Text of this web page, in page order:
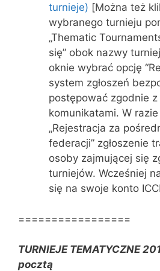
turnieje) [Można też
wybranego turnieju
„Thematic
się” obok nazwy
oknie wybrać opcję
system zgłoszeń
postępować zgodnie
komunikatami. W
„Rejestracja za
federacji” zgłoszenie
osoby zajmującej się
turniejów. Wcześniej
się na swoje konto
=================
TURNIEJE TEMATYCZNE
pocztą